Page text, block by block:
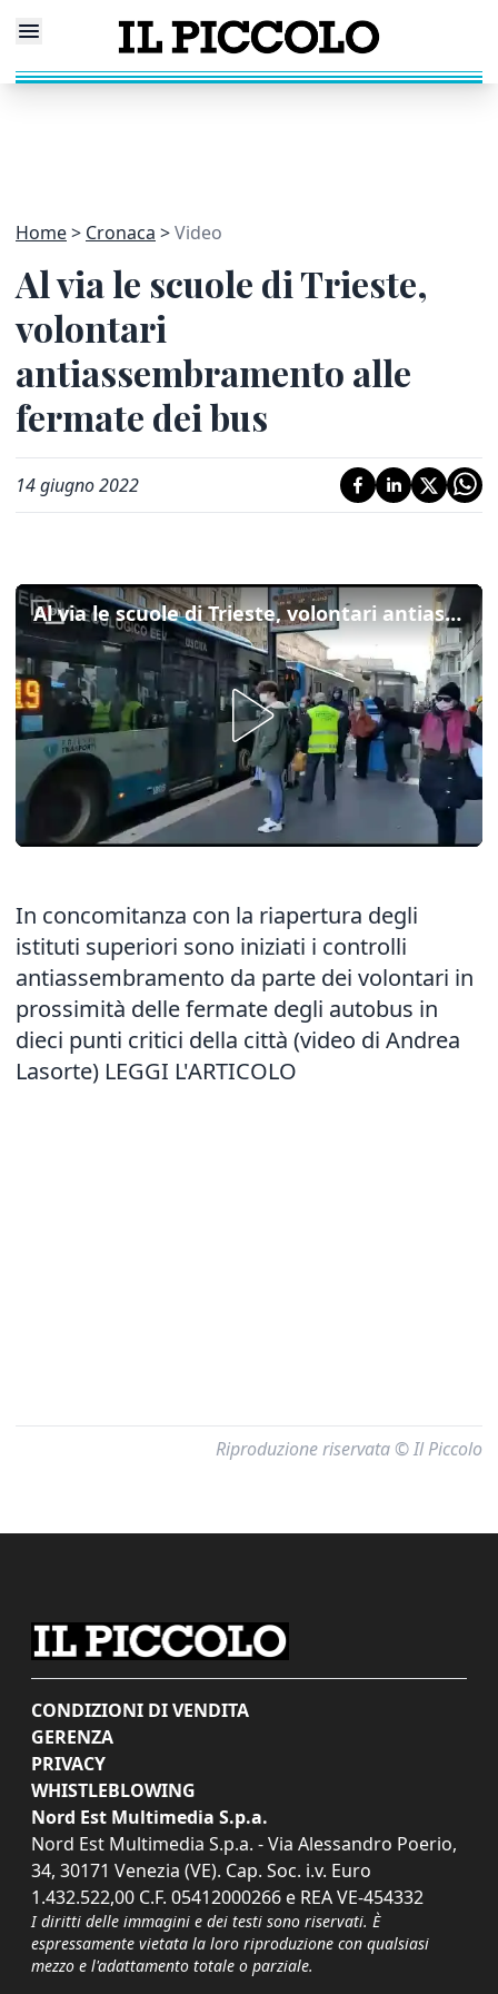
Home Cronaca Video
Al via le scuole di Trieste,
volontari
antiassembramento alle
fermate dei bus
14 giugno 2022
Al via le scuole di Trieste, volontari antiassembramento alle fermate dei bus
In concomitanza con la riapertura degli
istituti superiori sono iniziati i controlli
antiassembramento da parte dei volontari in
prossimità delle fermate degli autobus in
dieci punti critici della città (video di Andrea
Lasorte) LEGGI L'ARTICOLO
Riproduzione riservata © Il Piccolo
CONDIZIONI DI VENDITA
GERENZA
PRIVACY
WHISTLEBLOWING
Nord Est Multimedia S.p.a.
Nord Est Multimedia S.p.a. - Via Alessandro Poerio,
34, 30171 Venezia (VE). Cap. Soc. i.v. Euro
1.432.522,00 C.F. 05412000266 e REA VE-454332
I diritti delle immagini e dei testi sono riservati. È
espressamente vietata la loro riproduzione con qualsiasi
mezzo e l'adattamento totale o parziale.